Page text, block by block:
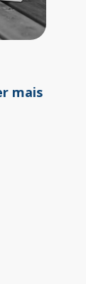
mais